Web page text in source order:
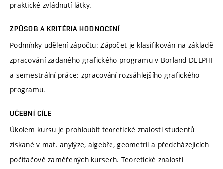
praktické zvládnutí látky.
ZPŮSOB A KRITÉRIA HODNOCENÍ
Podmínky udělení zápočtu: Zápočet je klasifikován na základě
zpracování zadaného grafického programu v Borland DELPHI
a semestrální práce: zpracování rozsáhlejšího grafického
programu.
UČEBNÍ CÍLE
Úkolem kursu je prohloubit teoretické znalosti studentů
získané v mat. anylýze, algebře, geometrii a předcházejících
počítačově zaměřených kursech. Teoretické znalosti